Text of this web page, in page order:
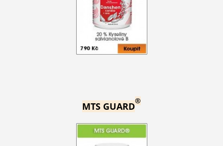
MTS GUARD®